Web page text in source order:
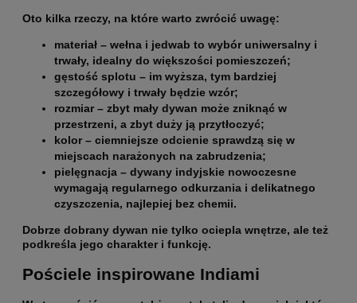
Oto kilka rzeczy, na które warto zwrócić uwagę:
materiał – wełna i jedwab to wybór uniwersalny i
trwały, idealny do większości pomieszczeń;
gęstość splotu – im wyższa, tym bardziej
szczegółowy i trwały będzie wzór;
rozmiar– zbyt mały dywan może zniknąć w
przestrzeni, a zbyt duży ją przytłoczyć;
kolor– ciemniejsze odcienie sprawdzą się w
miejscach narażonych na zabrudzenia;
pielęgnacja – dywany indyjskie nowoczesne
wymagają regularnego odkurzania i delikatnego
czyszczenia, najlepiej bez chemii.
Dobrze dobrany dywan nie tylko ociepla wnętrze, ale też
podkreśla jego charakter i funkcję.
Pościele inspirowane Indiami